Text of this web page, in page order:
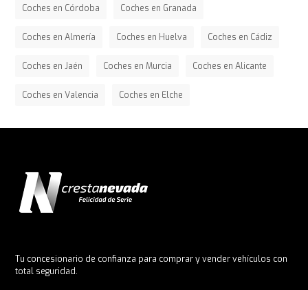
Coches en Córdoba Coches en Granada
Coches en Almería Coches en Huelva Coches en Cádiz
Coches en Jaén Coches en Murcia Coches en Alicante
Coches en Valencia Coches en Elche
Tu concesionario de confianza para comprar y vender vehículos con
total seguridad.